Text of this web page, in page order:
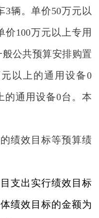
3辆。单价50万元以
价100万元以上专用
公共预算安排购置
以上的通用设备0
的通用设备0台。本
绩效目标等预算绩
支出实行绩效目标
绩效目标的金额为